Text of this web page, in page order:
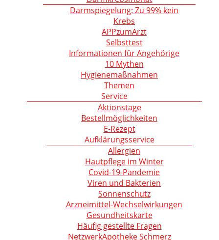
Darmspiegelung: Zu 99% kein
Krebs
APPzumArzt
Selbsttest
Informationen für Angehörige
10 Mythen
Hygienemaßnahmen
Themen
Service
Aktionstage
Bestellmöglichkeiten
E-Rezept
Aufklärungsservice
Allergien
Hautpflege im Winter
Covid-19-Pandemie
Viren und Bakterien
Sonnenschutz
Arzneimittel-Wechselwirkungen
Gesundheitskarte
Häufig gestellte Fragen
NetzwerkApotheke Schmerz